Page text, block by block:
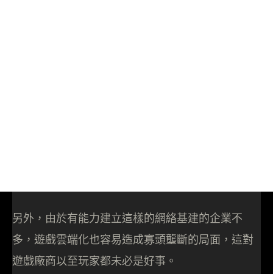
另外，由於有能力建立這樣的網絡基建的企業不
多，遊戲雲端化也容易造成寡頭壟斷的局面，這對
遊戲廠商以至玩家都未必是好事。